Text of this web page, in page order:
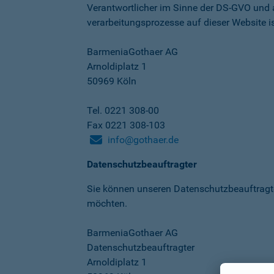
Verantwortlicher im Sinne der DS-GVO
verarbeitungs­prozesse auf dieser Website
BarmeniaGothaer AG
Arnoldiplatz 1
50969 Köln
Tel. 0221 308-00
Fax 0221 308-103
info@gothaer.de
Datenschutzbeauftragter
Sie können unseren
möchten.
BarmeniaGothaer AG
Datenschutzbeauftragter
Arnoldiplatz 1